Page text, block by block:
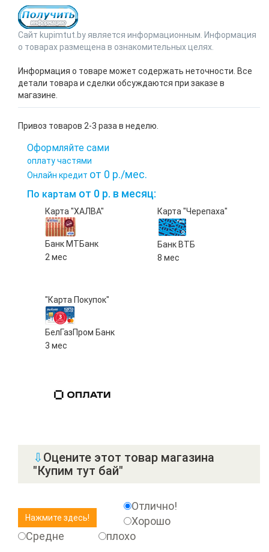
Сайт kupimtut.by является информационным. Информация
о товарах размещена в ознакомительных целях.
Информация о товаре может содержать неточности. Все
детали товара и сделки обсуждаются при заказе в
магазине.
Привоз товаров 2-3 раза в неделю.
Оформляйте сами
оплату частями
Онлайн кредит от 0 р./мес.
По картам от 0 р. в месяц:
Карта "ХАЛВА"
Банк МТБанк
2 мес
Карта "Черепаха"
Банк ВТБ
8 мес
"Карта Покупок"
БелГазПром Банк
3 мес
⇩ Оцените этот товар магазина
"Купим тут бай"
Отлично!
Хорошо
Средне
плохо